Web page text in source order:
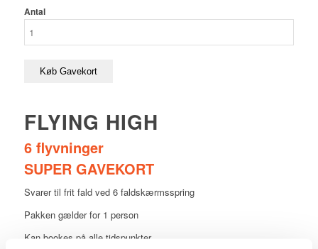
Antal
Køb Gavekort
FLYING HIGH
6 flyvninger
SUPER GAVEKORT
Svarer til frit fald ved 6 faldskærmsspring
Pakken gælder for 1 person
Kan bookes på alle tidspunkter